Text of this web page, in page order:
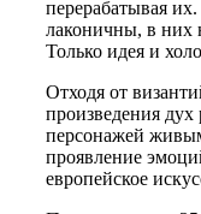
перерабатывая
лаконичны, в них
Только идея и
Отходя от
произведения
персонажей
проявление
европейское